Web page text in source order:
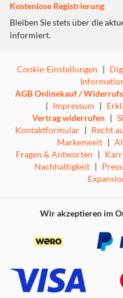
Kostenlose Registrierung
Bleiben Sie stets über die
informiert.
Cookie-Einstellungen |
AGB Onlinekauf /
| Impressum |
Vertrag widerrufen |
Kontaktformular | Recht
Markenwelt |
Fragen & Antworten |
Nachhaltigkeit |
Wir akzeptieren im